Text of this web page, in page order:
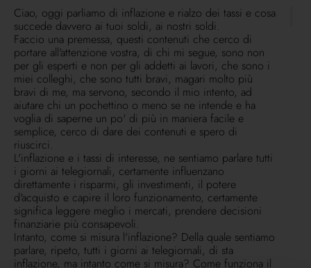
Ciao, oggi parliamo di inflazione e rialzo dei tassi e cosa
succede davvero ai tuoi soldi, ai nostri soldi.
Faccio una premessa, questi contenuti che cerco di
portare all'attenzione vostra, di chi mi segue, sono non
per gli esperti e non per gli addetti ai lavori, che sono i
miei colleghi, che sono tutti bravi, magari molto più
bravi di me, ma servono, secondo il mio intento, ad
aiutare chi un pochettino o meno se ne intende e ha
voglia di saperne un po' di più in maniera facile e
semplice, cerco di dare dei contenuti e spero di
riuscirci.
L'inflazione e i tassi di interesse, ne sentiamo parlare tutti
i giorni ai telegiornali, certamente influenzano
direttamente i risparmi, gli investimenti, il potere
d'acquisto e capire il loro funzionamento, certamente
significa leggere meglio i mercati, prendere decisioni
finanziarie più consapevoli.
Intanto, come si misura l'inflazione? Della quale sentiamo
parlare, ripeto, tutti i giorni ai telegiornali, di sta
inflazione, ma intanto come si misura? Come funziona il